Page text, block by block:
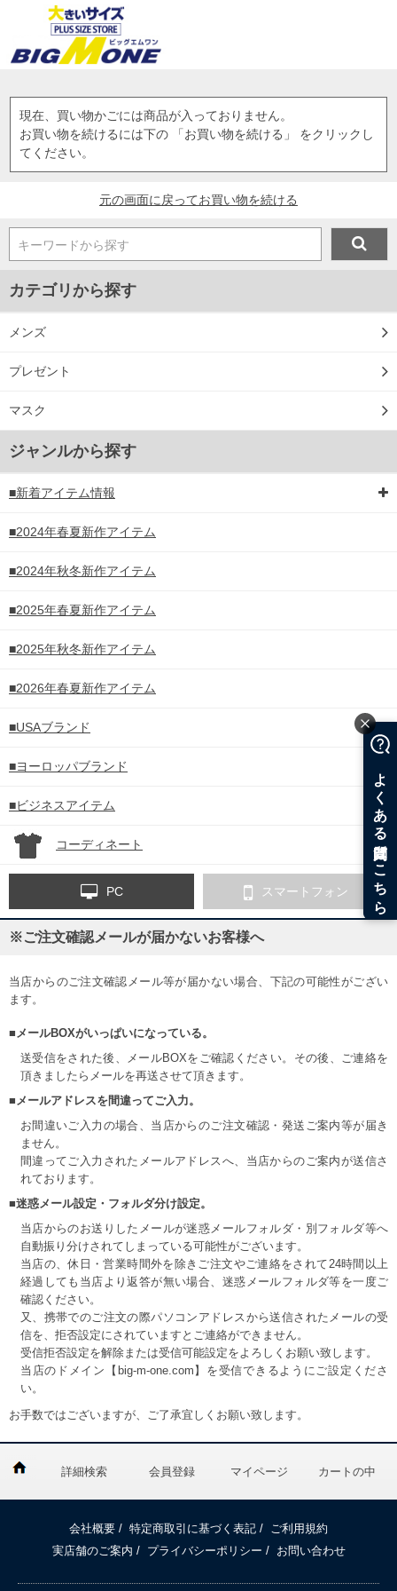
現在、買い物かごには商品が入っておりません。
お買い物を続けるには下の 「お買い物を続ける」 をクリックし
てください。
元の画面に戻ってお買い物を続ける
キーワードから探す
カテゴリから探す
メンズ
プレゼント
マスク
ジャンルから探す
■新着アイテム情報
■2024年春夏新作アイテム
■2024年秋冬新作アイテム
■2025年春夏新作アイテム
■2025年秋冬新作アイテム
■2026年春夏新作アイテム
■USAブランド
■ヨーロッパブランド
■ビジネスアイテム
コーディネート
PC スマートフォン
※ご注文確認メールが届かないお客様へ
当店からのご注文確認メール等が届かない場合、下記の可能性がござい
ます。
■メールBOXがいっぱいになっている。
送受信をされた後、メールBOXをご確認ください。その後、ご連絡を
頂きましたらメールを再送させて頂きます。
■メールアドレスを間違ってご入力。
お間違いご入力の場合、当店からのご注文確認・発送ご案内等が届き
ません。
間違ってご入力されたメールアドレスへ、当店からのご案内が送信さ
れております。
■迷惑メール設定・フォルダ分け設定。
当店からのお送りしたメールが迷惑メールフォルダ・別フォルダ等へ
自動振り分けされてしまっている可能性がございます。
当店の、休日・営業時間外を除きご注文やご連絡をされて24時間以上
経過しても当店より返答が無い場合、迷惑メールフォルダ等を一度ご
確認ください。
又、携帯でのご注文の際パソコンアドレスから送信されたメールの受
信を、拒否設定にされていますとご連絡ができません。
受信拒否設定を解除または受信可能設定をよろしくお願い致します。
当店のドメイン【big-m-one.com】を受信できるようにご設定くださ
い。
お手数ではございますが、ご了承宜しくお願い致します。
詳細検索 会員登録 マイページ カートの中
会社概要 / 特定商取引に基づく表記 /
ご利用規約
実店舗のご案内 / プライバシーポリシー / お問い合わせ